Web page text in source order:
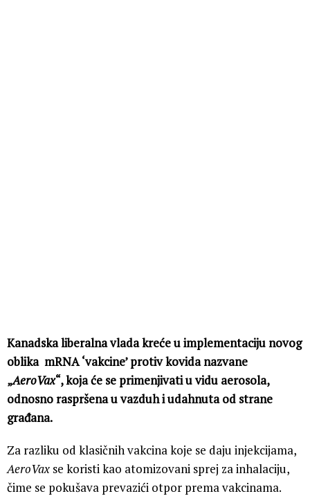
Kanadska liberalna vlada kreće u implementaciju novog
oblika mRNA ‘vakcine’ protiv kovida nazvane
„AeroVax“, koja će se primenjivati u vidu aerosola,
odnosno raspršena u vazduh i udahnuta od strane
građana.
Za razliku od klasičnih vakcina koje se daju injekcijama,
AeroVax se koristi kao atomizovani sprej za inhalaciju,
čime se pokušava prevazići otpor prema vakcinama.